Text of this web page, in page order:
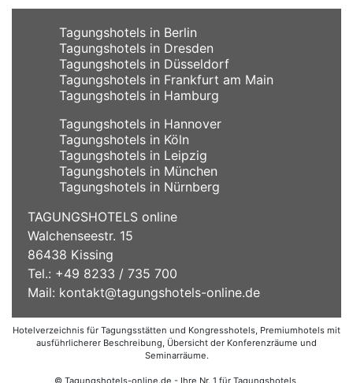
Tagungshotels in Berlin
Tagungshotels in Dresden
Tagungshotels in Düsseldorf
Tagungshotels in Frankfurt am Main
Tagungshotels in Hamburg
Tagungshotels in Hannover
Tagungshotels in Köln
Tagungshotels in Leipzig
Tagungshotels in München
Tagungshotels in Nürnberg
TAGUNGSHOTELS online
Walchenseestr. 15
86438 Kissing
Tel.: +49 8233 / 735 700
Mail: kontakt@tagungshotels-online.de
Hotelverzeichnis für Tagungsstätten und Kongresshotels, Premiumhotels mit
ausführlicherer Beschreibung, Übersicht der Konferenzräume und
Seminarräume.